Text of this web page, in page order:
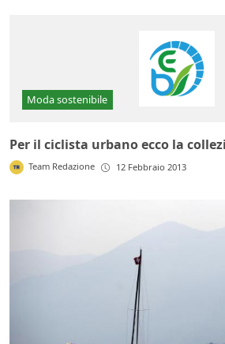
Moda sostenibile
Per il ciclista urbano ecco la
Team Redazione 12 Febbraio 2013